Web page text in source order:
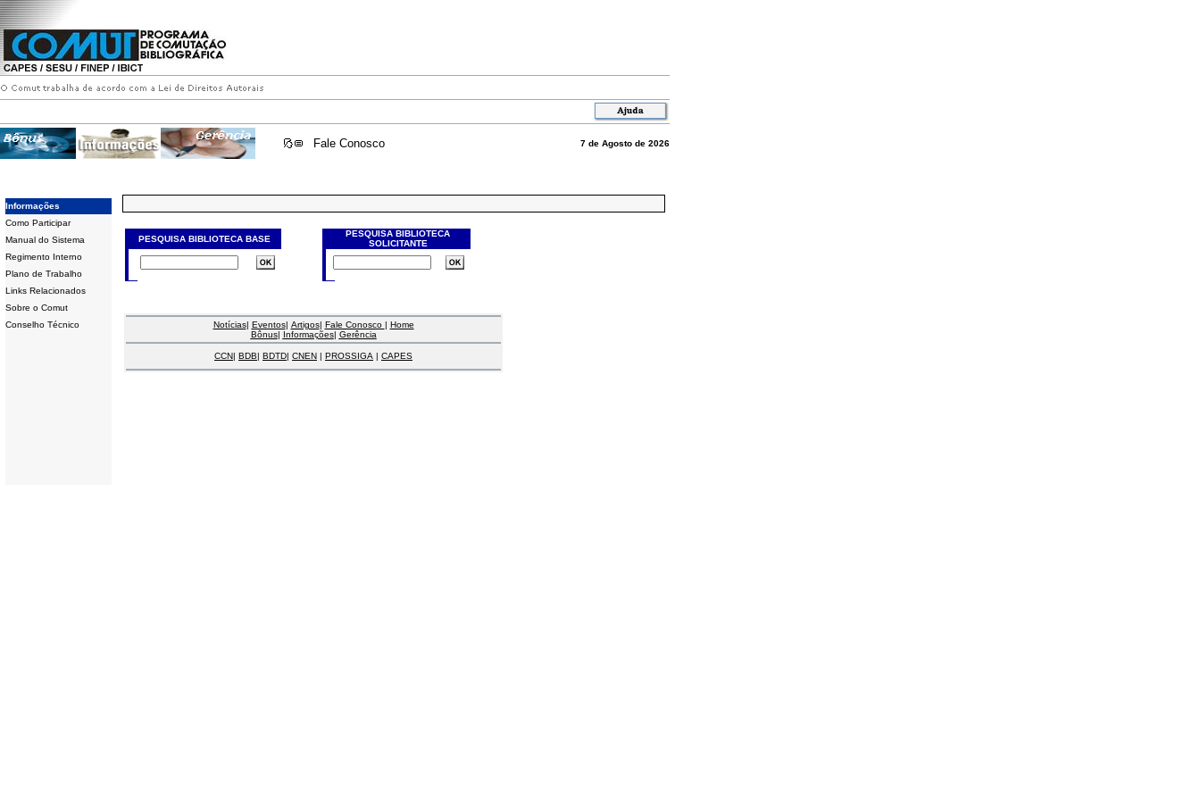
Fale Conosco 7 de Agosto de 2026
Informações
Como Participar
Manual do Sistema
Regimento Interno
Plano de Trabalho
Links Relacionados
Sobre o Comut
Conselho Técnico
PESQUISA BIBLIOTECA BASE
PESQUISA BIBLIOTECA
SOLICITANTE
Notícias| Eventos| Artigos| Fale Conosco | Home
Bônus| Informações| Gerência
CCN| BDB| BDTD| CNEN | PROSSIGA | CAPES